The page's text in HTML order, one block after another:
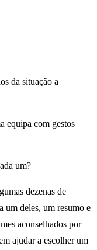
da situação a
equipa com gestos
um?
dezenas de
um deles, um resumo e
aconselhados por
ajudar a escolher um